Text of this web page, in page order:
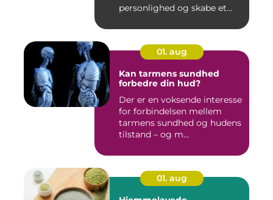
personlighed og skabe et...
01. aug
Kan tarmens sundhed
forbedre din hud?
Der er en voksende interesse
for forbindelsen mellem
tarmens sundhed og hudens
tilstand – og m...
01. aug